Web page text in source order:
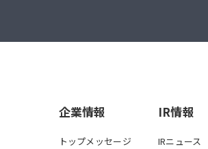
企業情報
トップメッセージ
IR情報
IRニュース